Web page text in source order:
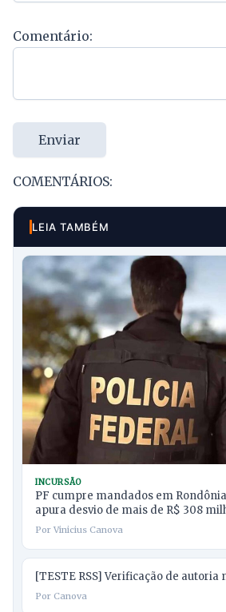
Comentário:
Enviar
COMENTÁRIOS:
LEIA TAMBÉM
INCURSÃO
PF cumpre mandados em
apura desvio de mais de R$ 308
Por Vinicius Canova
[TESTE RSS] Verificação de autoria
Por Canova